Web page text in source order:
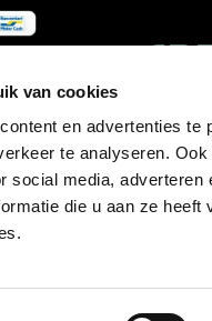
van cookies
en advertenties
te analyseren.
social media,
die u aan ze
© Copyright2026- Theme